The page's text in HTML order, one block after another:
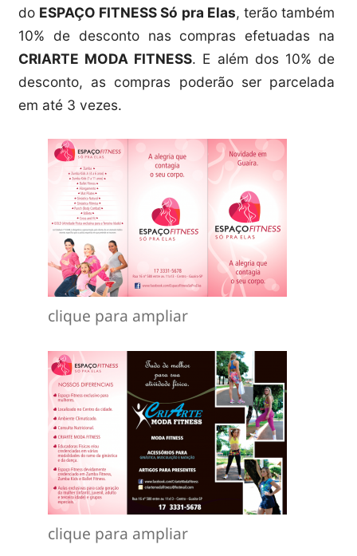
do ESPAÇO FITNESS Só pra Elas, terão também
10% de desconto nas compras efetuadas na
CRIARTE MODA FITNESS. E além dos 10% de
desconto, as compras poderão ser parcelada
em até 3 vezes.
clique para ampliar
clique para ampliar